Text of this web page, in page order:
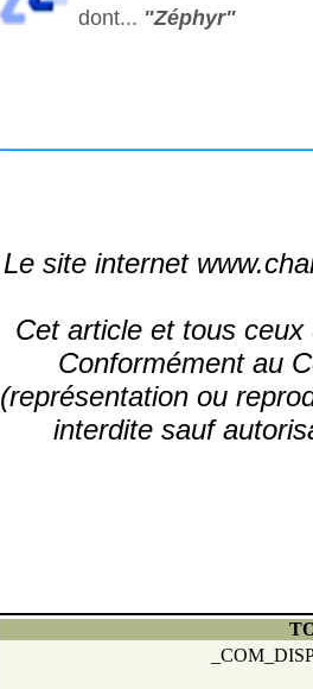
dont... "Zéphyr"
Le site internet
Cet article et tous
Conformément au
(représentation ou
interdite sauf